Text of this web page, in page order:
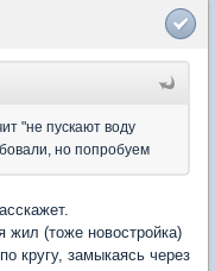
"не пускают воду
но попробуем
жил (тоже новостройка)
кругу, замыкаясь через